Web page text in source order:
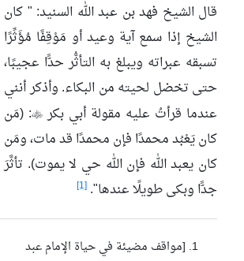
قال الشيخ فهد بن عبد الله السنيد: " كان
الشيخ إذا سمع آية وعيد أو مَوْقِفًا مُؤَثِّرًا
تسبقه عبراته ويبلغ به التأثُّر حدًّا عجيبًا،
حتى تخضل لحيته من البكاء. وأذكر أنني
عندما قرأتُ عليه مقولة أبي بكر : (مَن
كان يَعْبُد محمدًا فإن محمدًا قد مات، ومَن
كان يعبد الله فإن الله حي لا يموت). تأثَّرَ
جدًّا وبكى طويلًا عندها". [1]
[مواقف مضيئة في حياة الإمام عبد